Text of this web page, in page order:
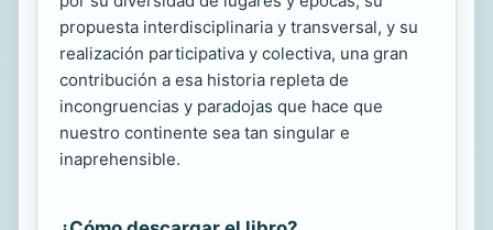
propuesta interdisciplinaria y transversal, y su
realización participativa y colectiva, una gran
contribución a esa historia repleta de
incongruencias y paradojas que hace que
nuestro continente sea tan singular e
inaprehensible.